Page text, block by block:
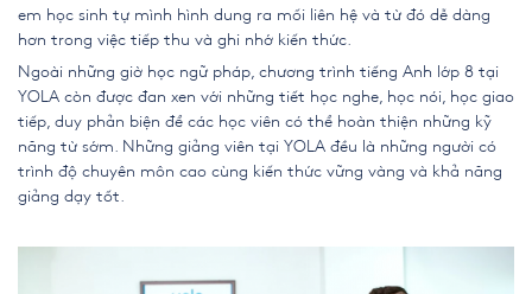
em học sinh tự mình hình dung ra mối liên hệ và từ đó dễ dàng
hơn trong việc tiếp thu và ghi nhớ kiến thức.
Ngoài những giờ học ngữ pháp, chương trình tiếng Anh lớp 8 tại
YOLA còn được đan xen với những tiết học nghe, học nói, học giao
tiếp, duy phản biện để các học viên có thể hoàn thiện những kỹ
năng từ sớm. Những giảng viên tại YOLA đều là những người có
trình độ chuyên môn cao cùng kiến thức vững vàng và khả năng
giảng dạy tốt.